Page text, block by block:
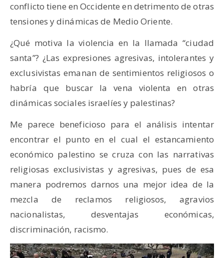
conflicto tiene en Occidente en detrimento de otras
tensiones y dinámicas de Medio Oriente.
¿Qué motiva la violencia en la llamada “ciudad
santa”? ¿Las expresiones agresivas, intolerantes y
exclusivistas emanan de sentimientos religiosos o
habría que buscar la vena violenta en otras
dinámicas sociales israelíes y palestinas?
Me parece beneficioso para el análisis intentar
encontrar el punto en el cual el estancamiento
económico palestino se cruza con las narrativas
religiosas exclusivistas y agresivas, pues de esa
manera podremos darnos una mejor idea de la
mezcla de reclamos religiosos, agravios
nacionalistas, desventajas económicas,
discriminación, racismo.